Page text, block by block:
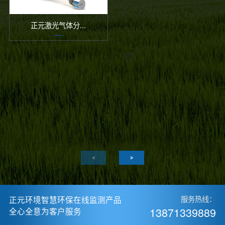
正元激光气体分...
正元环境智慧环保在线监测产品
全心全意为客户服务
服务热线：
13871339889